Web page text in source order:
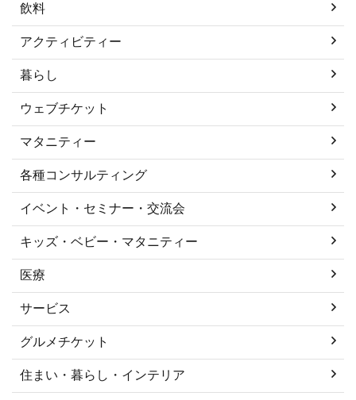
飲料
アクティビティー
暮らし
ウェブチケット
マタニティー
各種コンサルティング
イベント・セミナー・交流会
キッズ・ベビー・マタニティー
医療
サービス
グルメチケット
住まい・暮らし・インテリア